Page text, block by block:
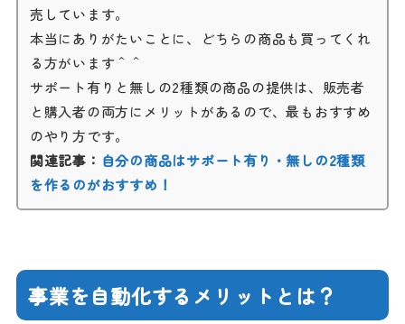
売しています。
本当にありがたいことに、どちらの商品も買ってくれ
る方がいます＾＾
サポート有りと無しの2種類の商品の提供は、販売者
と購入者の両方にメリットがあるので、最もおすすめ
のやり方です。
関連記事： 自分の商品はサポート有り・無しの2種類
を作るのがおすすめ！
事業を自動化するメリットとは？